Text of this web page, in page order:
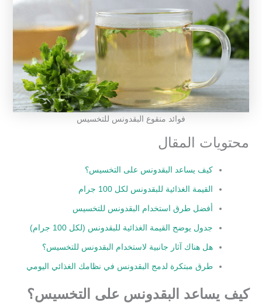
فوائد منقوع البقدونس للتخسيس
محتويات المقال
كيف يساعد البقدونس على التخسيس؟
القيمة الغذائية للبقدونس لكل 100 جرام
أفضل طرق استخدام البقدونس للتخسيس
جدول يوضح القيمة الغذائية للبقدونس (لكل 100 جرام)
هل هناك آثار جانبية لاستخدام البقدونس للتخسيس؟
طرق مبتكرة لدمج البقدونس في نظامك الغذائي اليومي
كيف يساعد البقدونس على التخسيس؟